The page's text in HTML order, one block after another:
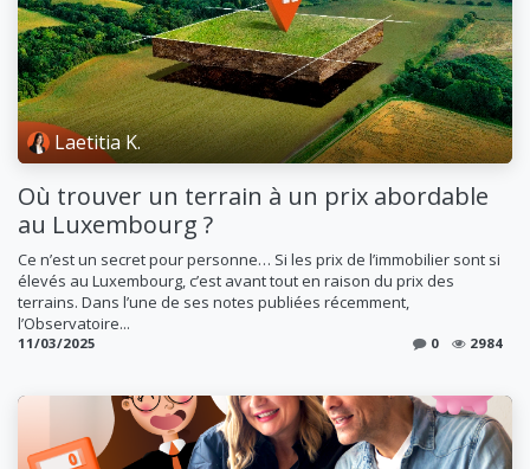
Laetitia K.
Où trouver un terrain à un prix abordable
au Luxembourg ?
Ce n’est un secret pour personne… Si les prix de l’immobilier sont si
élevés au Luxembourg, c’est avant tout en raison du prix des
terrains. ​Dans l’une de ses notes publiées récemment,
l’Observatoire...
11/03/2025 0 2984